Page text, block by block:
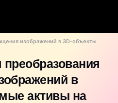
видео
изображений в 3D-объекты
в
активы на